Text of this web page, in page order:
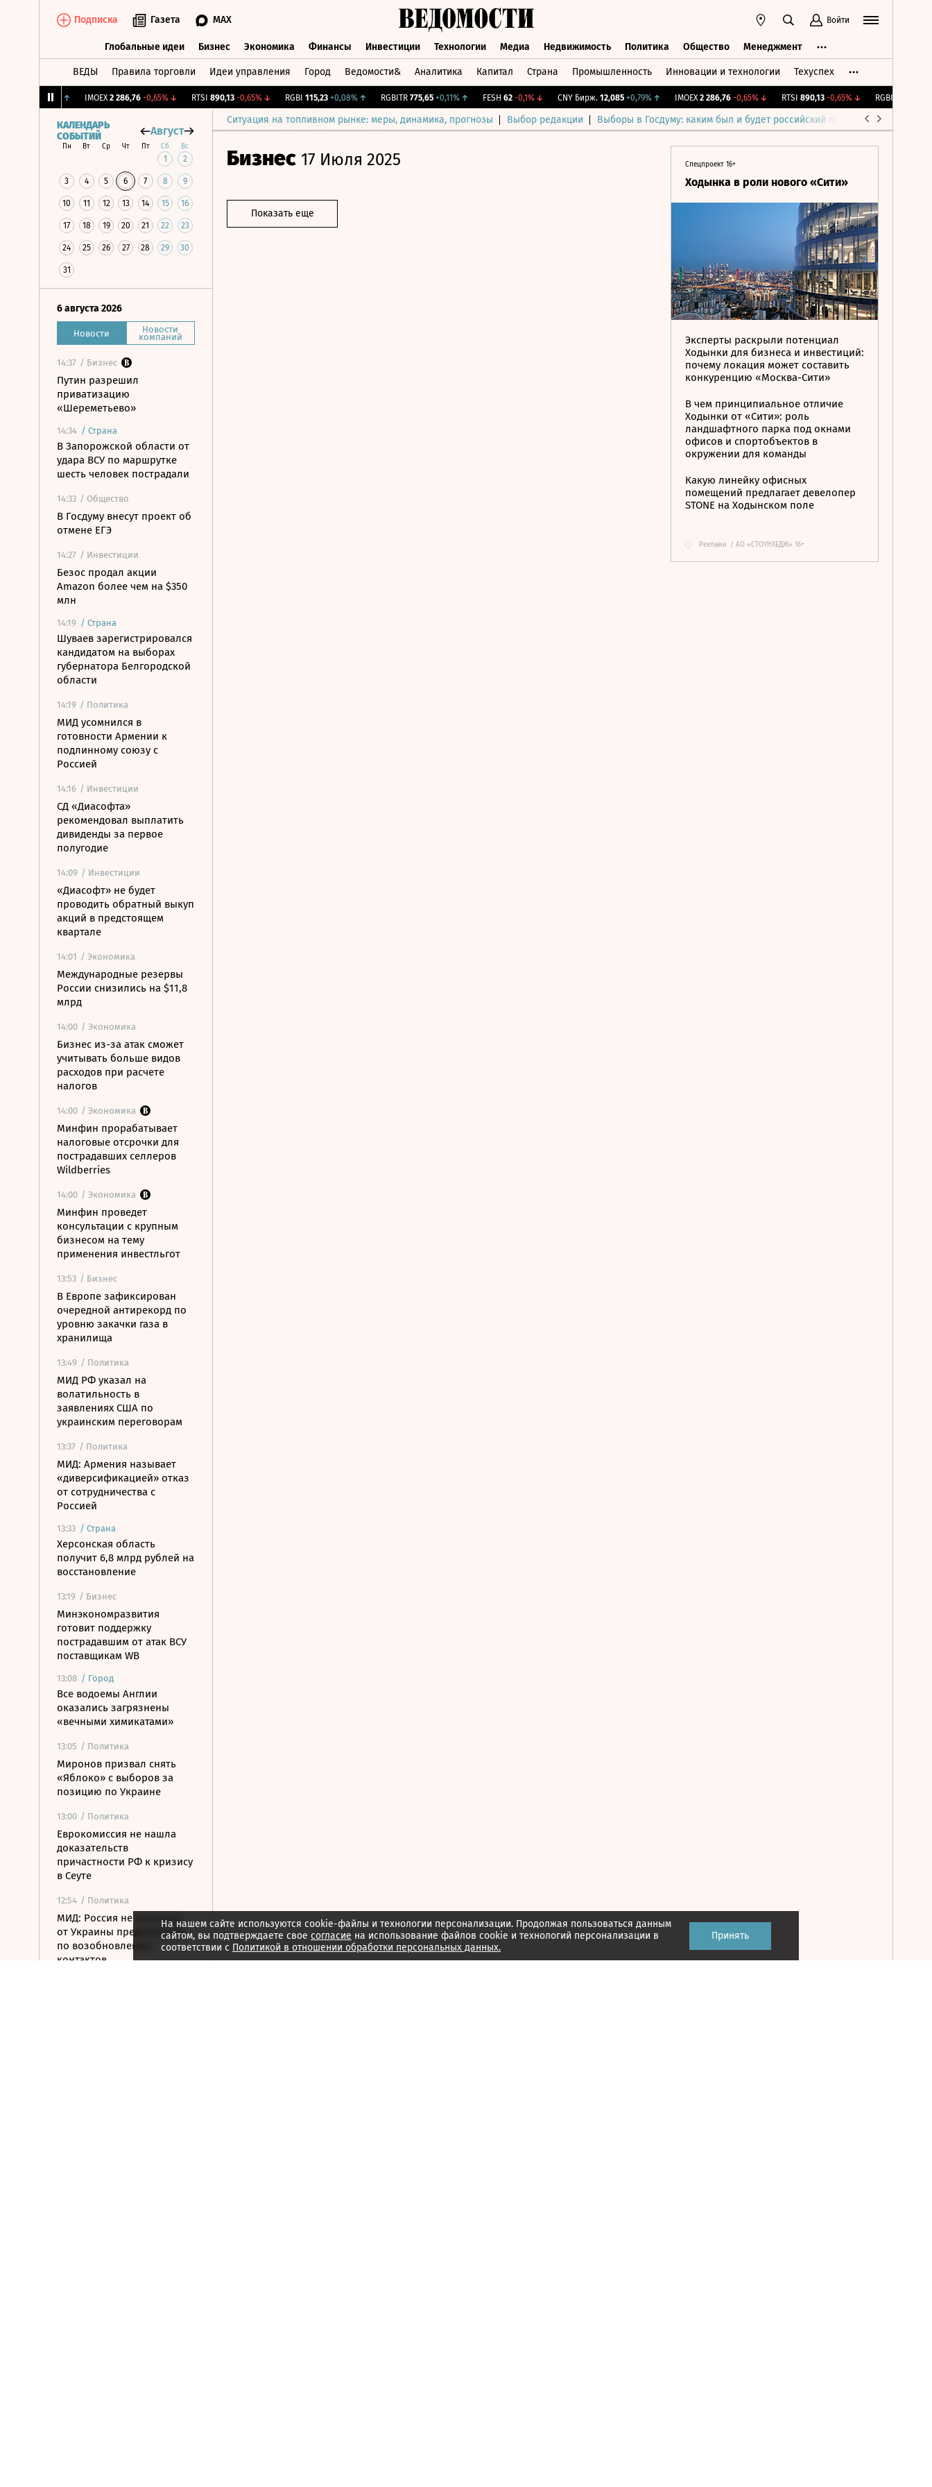
Подписка Газета MAX Войти
Глобальные идеи Бизнес Экономика Финансы Инвестиции Технологии Медиа Недвижимость Политика Общество Менеджмент
ВЕДЫ Правила торговли Идеи управления Город Ведомости& Аналитика Капитал Страна Промышленность Инновации и технологии Техуспех
IMOEX 2 286,76 -0,65%↓ RTSI 890,13 -0,65%↓ RGBI 115,23 +0,08%↑ RGBITR 775,65 +0,11%↑ FESH 62 -0,1%↓ CNY Бирж. 12,085 +0,79%↑ IMOEX 2 286,76 -0,65%↓ RTSI 890,13 -0,65%↓ RGBI 115,23
Ситуация на топливном рынке: меры, динамика, прогнозы Выбор редакции Выборы в Госдуму: каким был и будет российский парламент
КАЛЕНДАРЬ
СОБЫТИЙ
Август
Пн Вт Ср Чт Пт Сб Вс
1 2
3 4 5 6 7 8 9
10 11 12 13 14 15 16
17 18 19 20 21 22 23
24 25 26 27 28 29 30
31
6 августа 2026
Новости Новости
компаний
14:37 / Бизнес
Путин разрешил
приватизацию
«Шереметьево»
14:34 / Страна
В Запорожской области от
удара ВСУ по маршрутке
шесть человек пострадали
14:33 / Общество
В Госдуму внесут проект об
отмене ЕГЭ
14:27 / Инвестиции
Безос продал акции
Amazon более чем на $350
млн
14:19 / Страна
Шуваев зарегистрировался
кандидатом на выборах
губернатора Белгородской
области
14:19 / Политика
МИД усомнился в
готовности Армении к
подлинному союзу с
Россией
14:16 / Инвестиции
СД «Диасофта»
рекомендовал выплатить
дивиденды за первое
полугодие
14:09 / Инвестиции
«Диасофт» не будет
проводить обратный выкуп
акций в предстоящем
квартале
14:01 / Экономика
Международные резервы
России снизились на $11,8
млрд
14:00 / Экономика
Бизнес из-за атак сможет
учитывать больше видов
расходов при расчете
налогов
14:00 / Экономика
Минфин прорабатывает
налоговые отсрочки для
пострадавших селлеров
Wildberries
14:00 / Экономика
Минфин проведет
консультации с крупным
бизнесом на тему
применения инвестльгот
13:53 / Бизнес
В Европе зафиксирован
очередной антирекорд по
уровню закачки газа в
хранилища
13:49 / Политика
МИД РФ указал на
волатильность в
заявлениях США по
украинским переговорам
13:37 / Политика
МИД: Армения называет
«диверсификацией» отказ
от сотрудничества с
Россией
13:33 / Страна
Херсонская область
получит 6,8 млрд рублей на
восстановление
13:19 / Бизнес
Минэкономразвития
готовит поддержку
пострадавшим от атак ВСУ
поставщикам WB
13:08 / Город
Все водоемы Англии
оказались загрязнены
«вечными химикатами»
13:05 / Политика
Миронов призвал снять
«Яблоко» с выборов за
позицию по Украине
13:00 / Политика
Еврокомиссия не нашла
доказательств
причастности РФ к кризису
в Сеуте
12:54 / Политика
МИД: Россия не получала
от Украины предложений
по возобновлению
контактов
Бизнес 17 Июля 2025
Показать еще
Спецпроект 16+
Ходынка в роли нового «Сити»
Эксперты раскрыли потенциал
Ходынки для бизнеса и инвестиций:
почему локация может составить
конкуренцию «Москва-Сити»
В чем принципиальное отличие
Ходынки от «Сити»: роль
ландшафтного парка под окнами
офисов и спортобъектов в
окружении для команды
Какую линейку офисных
помещений предлагает девелопер
STONE на Ходынском поле
Реклама / АО «СТОУНХЕДЖ» 16+
На нашем сайте используются cookie-файлы и технологии персонализации. Продолжая пользоваться данным
сайтом, вы подтверждаете свое согласие на использование файлов cookie и технологий персонализации в
соответствии с Политикой в отношении обработки персональных данных.
Принять